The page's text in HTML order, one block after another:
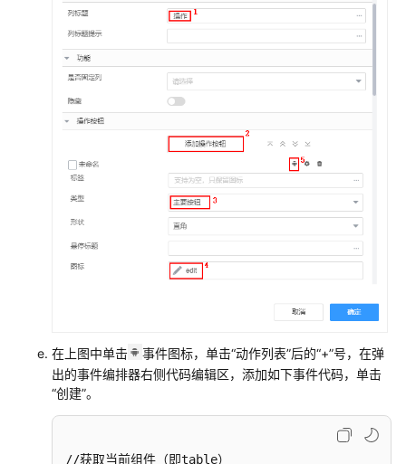
开
发
调
查
卷
布
局
如
实
在上图中单击
事件图标，单击“动作列表”后的“+”号，在弹
出的事件编排器右侧代码编辑区，添加如下事件代码，单击
“创建”。